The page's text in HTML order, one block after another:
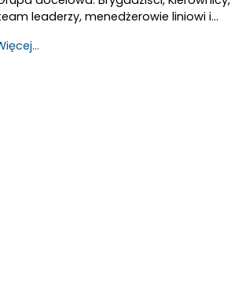
leaderzy, menedżerowie liniowi i
osoby przygotowywane do ról